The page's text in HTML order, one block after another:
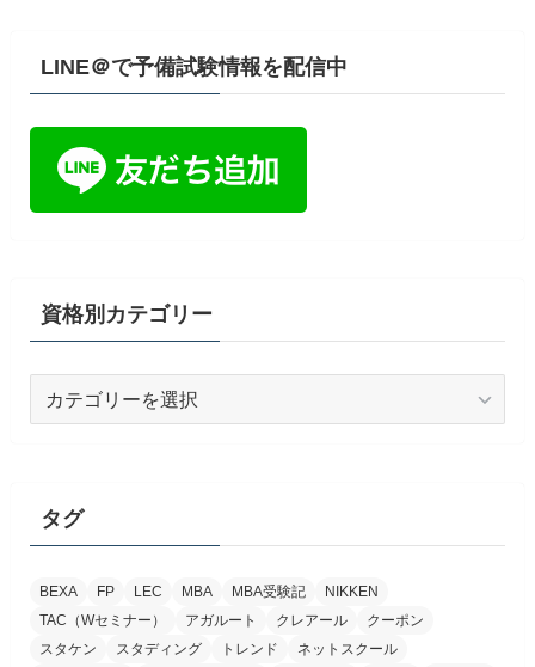
LINE＠で予備試験情報を配信中
資格別カテゴリー
ー
タグ
BEXA FP LEC MBA MBA受験記
NIKKEN
TAC（Wセミナー）
アガルート クレアール
クーポン
スタケン
スタディング トレンド
ネットスクール